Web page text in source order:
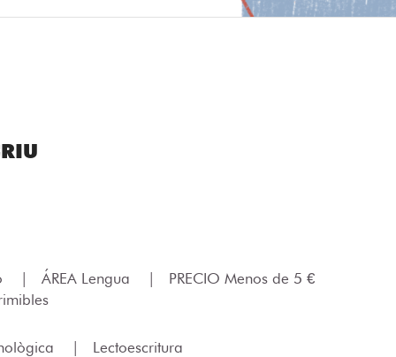
ÁREA Lengua
PRECIO Menos de 5 €
Lectoescritura